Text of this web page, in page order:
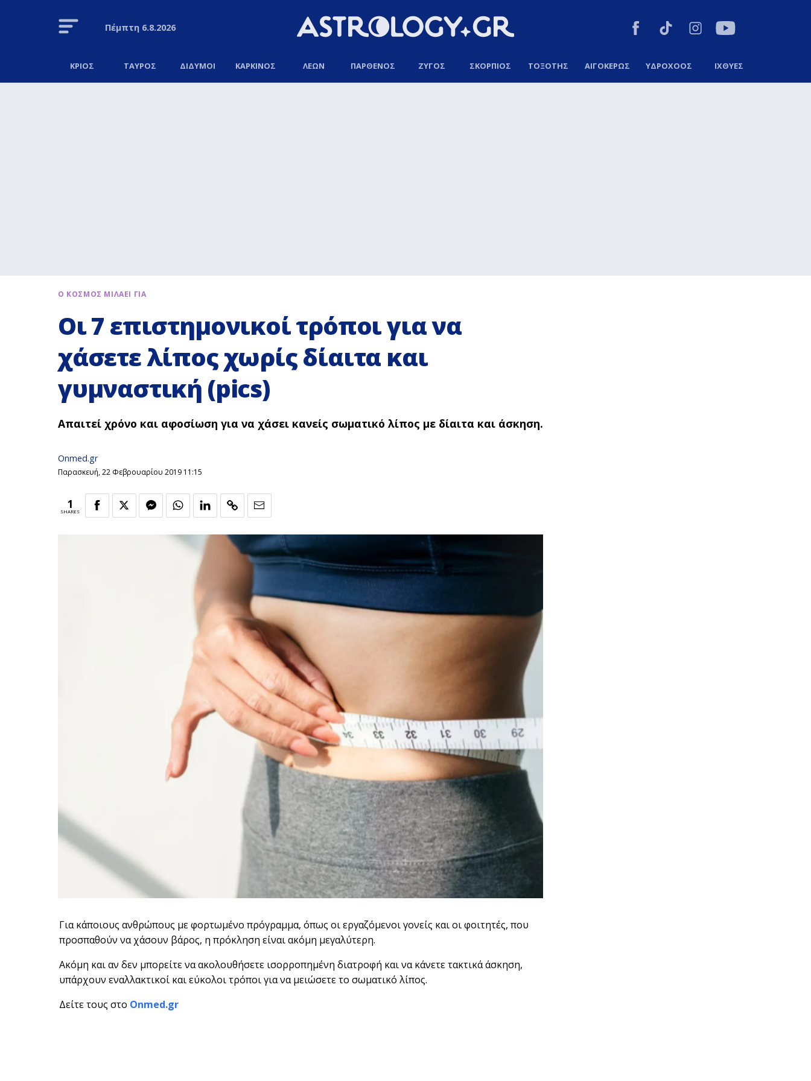
Πέμπτη6.8.2026
ΚΡΙΟΣ ΤΑΥΡΟΣ ΔΙΔΥΜΟΙ ΚΑΡΚΙΝΟΣ ΛΕΩΝ ΠΑΡΘΕΝΟΣ ΖΥΓΟΣ ΣΚΟΡΠΙΟΣ ΤΟΞΟΤΗΣ ΑΙΓΟΚΕΡΩΣ ΥΔΡΟΧΟΟΣ ΙΧΘΥΕΣ
Ο ΚΟΣΜΟΣ ΜΙΛΑΕΙ ΓΙΑ
Οι 7 επιστημονικοί τρόποι για να
χάσετε λίπος χωρίς δίαιτα και
γυμναστική (pics)
Απαιτεί χρόνο και αφοσίωση για να χάσει κανείς σωματικό λίπος με δίαιτα και άσκηση.
Onmed.gr
Παρασκευή, 22 Φεβρουαρίου 2019 11:15
1
SHARES
Για κάποιους ανθρώπους με φορτωμένο πρόγραμμα, όπως οι εργαζόμενοι γονείς και οι φοιτητές, που
προσπαθούν να χάσουν βάρος, η πρόκληση είναι ακόμη μεγαλύτερη.
Ακόμη και αν δεν μπορείτε να ακολουθήσετε ισορροπημένη διατροφή και να κάνετε τακτικά άσκηση,
υπάρχουν εναλλακτικοί και εύκολοι τρόποι για να μειώσετε το σωματικό λίπος.
Δείτε τους στο Onmed.gr